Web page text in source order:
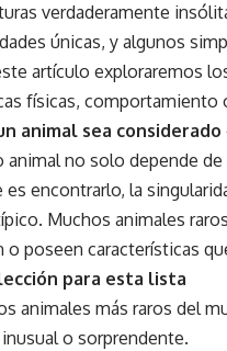
verdaderamente
únicas, y algunos
artículo exploraremos
físicas,
animal sea considerado
animal no solo depende
encontrarlo, la
Muchos animales
poseen características
para esta lista
animales más raros del
o sorprendente.